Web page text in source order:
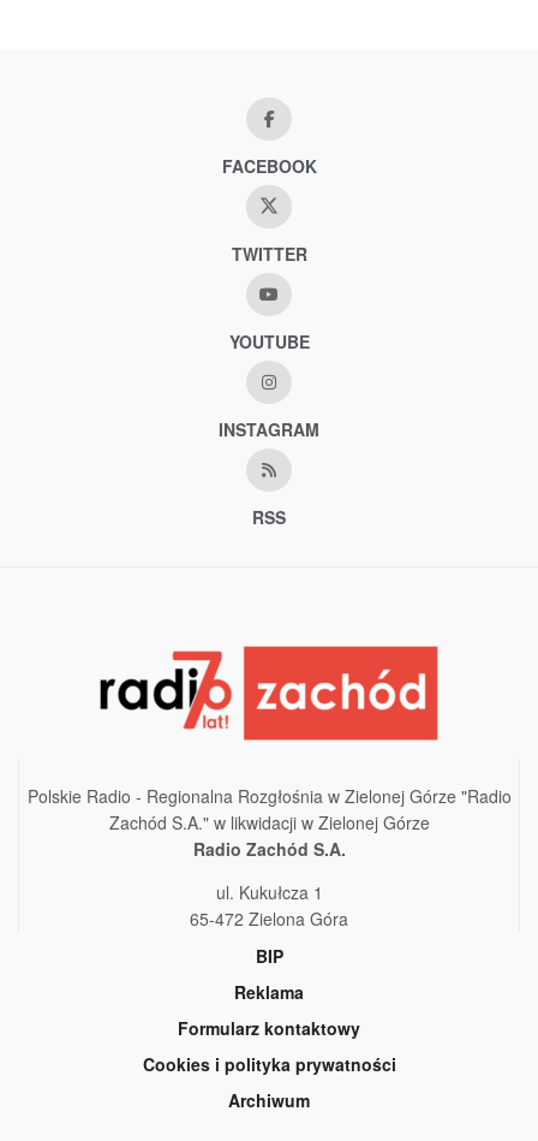
FACEBOOK
TWITTER
YOUTUBE
INSTAGRAM
RSS
Polskie Radio - Regionalna Rozgłośnia w Zielonej Górze "Radio
Zachód S.A." w likwidacji w Zielonej Górze
Radio Zachód S.A.
ul. Kukułcza 1
65-472 Zielona Góra
BIP
Reklama
Formularz kontaktowy
Cookies i polityka prywatności
Archiwum